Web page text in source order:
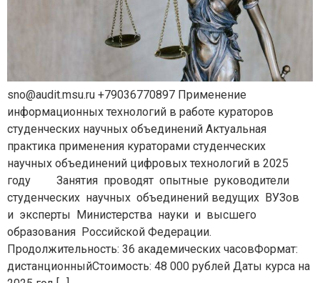
sno@audit.msu.ru +79036770897 Применение
информационных технологий в работе кураторов
студенческих научных объединений Актуальная
практика применения кураторами студенческих
научных объединений цифровых технологий в 2025
году Занятия проводят опытные руководители
студенческих научных объединений ведущих ВУЗов
и эксперты Министерства науки и высшего
образования Российской Федерации.
Продолжительность: 36 академических часовФормат:
дистанционныйСтоимость: 48 000 рублей Даты курса на